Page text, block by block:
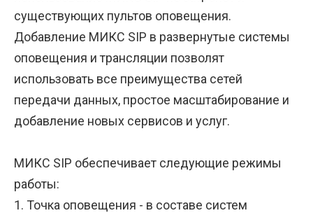
существующих пультов оповещения.
Добавление МИКС SIP в развернутые системы
оповещения и трансляции позволят
использовать все преимущества сетей
передачи данных, простое масштабирование и
добавление новых сервисов и услуг.
МИКС SIP обеспечивает следующие режимы
работы:
1. Точка оповещения - в составе систем